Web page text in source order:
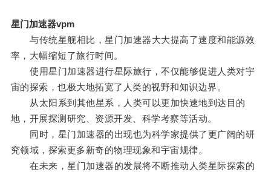
星门加速器vpm
与传统星舰相比，星门加速器大大提高了速度和能源效
率，大幅缩短了旅行时间。
使用星门加速器进行星际旅行，不仅能够促进人类对宇
宙的探索，也极大地拓宽了人类的视野和知识边界。
从太阳系到其他星系，人类可以更加快速地到达目的
地，开展探测研究、资源开发、科学考察等活动。
同时，星门加速器的出现也为科学家提供了更广阔的研
究领域，探索更多新奇的物理现象和宇宙规律。
在未来，星门加速器的发展将不断推动人类星际探索的